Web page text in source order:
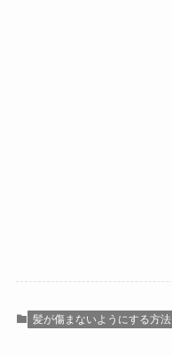
髪が傷まないようにする方法